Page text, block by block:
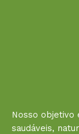
Nosso objetivo
saudáveis,